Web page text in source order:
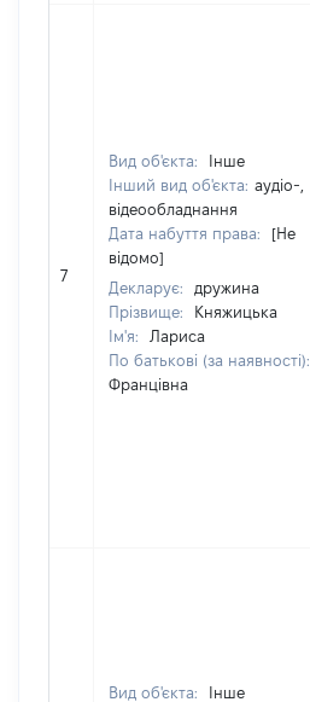
7
Вид об'єкта:
Інше
Інший вид об'єкта: аудіо-,
відеообладнання
Дата набуття права:
[Не
відомо]
Декларує:
дружина
Прізвище:
Княжицька
Ім'я:
Лариса
По батькові (за наявності):
Францівна
Вид об'єкта:
Інше